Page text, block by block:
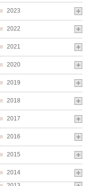
2023
2022
2021
2020
2019
2018
2017
2016
2015
2014